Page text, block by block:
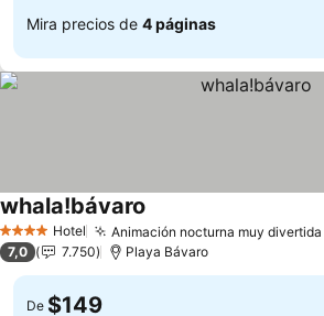
Mira precios de 4 páginas
4 EstrellasHotel Animación nocturna muy divertida
whala!bávaro
7,0 7.750 Playa Bávaro
De $149